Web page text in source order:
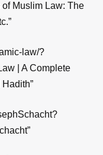
of Muslim Law: The
law/?
| A Complete